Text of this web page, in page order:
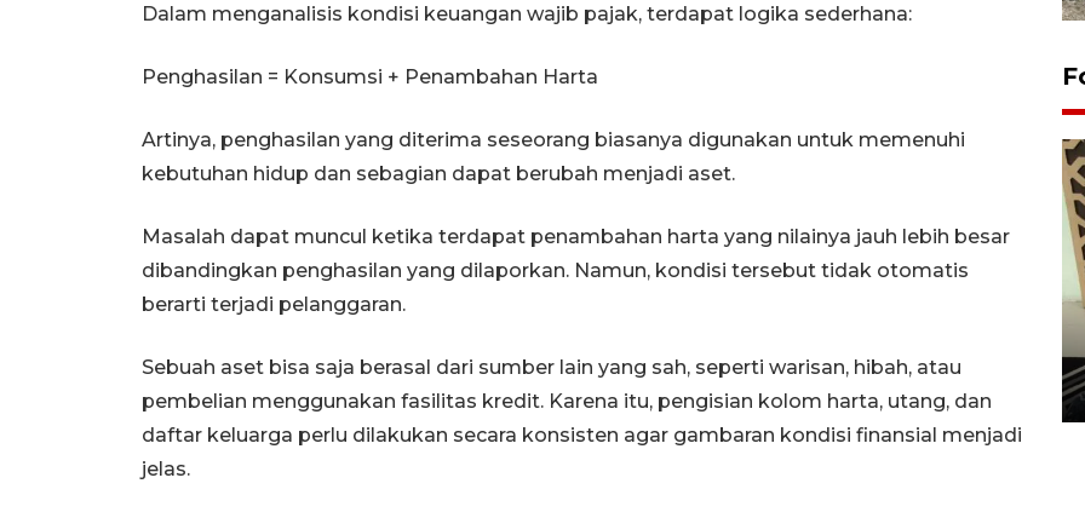
Dalam menganalisis kondisi keuangan wajib pajak, terdapat logika sederhana:
Penghasilan = Konsumsi + Penambahan Harta
Artinya, penghasilan yang diterima seseorang biasanya digunakan untuk memenuhi
kebutuhan hidup dan sebagian dapat berubah menjadi aset.
Masalah dapat muncul ketika terdapat penambahan harta yang nilainya jauh lebih besar
dibandingkan penghasilan yang dilaporkan. Namun, kondisi tersebut tidak otomatis
berarti terjadi pelanggaran.
Sebuah aset bisa saja berasal dari sumber lain yang sah, seperti warisan, hibah, atau
pembelian menggunakan fasilitas kredit. Karena itu, pengisian kolom harta, utang, dan
daftar keluarga perlu dilakukan secara konsisten agar gambaran kondisi finansial menjadi
jelas.
bakau merah di Dumai
20 September 2025 12:14 WIB